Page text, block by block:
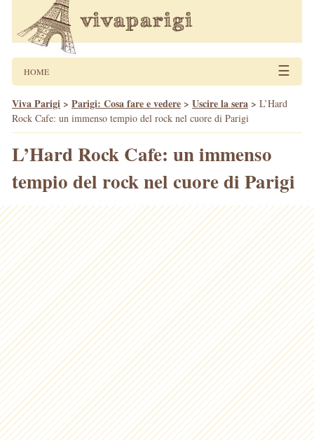
HOME ☰
Viva Parigi > Parigi: Cosa fare e vedere > Uscire la sera > L’Hard
Rock Cafe: un immenso tempio del rock nel cuore di Parigi
L’Hard Rock Cafe: un immenso
tempio del rock nel cuore di Parigi